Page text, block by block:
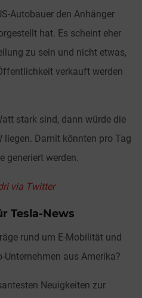
Autobauer den Anhänger
hat. Es scheint eher
zu sein und nicht etwas,
verkauft werden
stark sind, dann würde die
liegen. Damit könnten pro Tag
generiert werden.
via Twitter
Tesla-News
rund um E-Mobilität und
aus Amerika?
Neuigkeiten zur